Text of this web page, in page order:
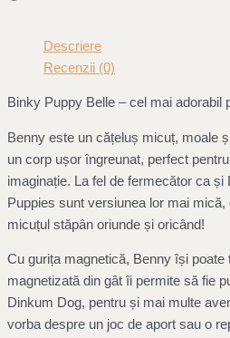
Descriere
Recenzii (0)
Binky Puppy Belle – cel mai adorabil
Benny este un cățeluș micuț, moale
un corp ușor îngreunat, perfect
imaginație. La fel de fermecător ca
Puppies sunt versiunea lor mai
micuțul stăpân oriunde și oricând!
Cu gurița magnetică, Benny își poate
magnetizată din gât îi permite să fie
Dinkum Dog, pentru și mai multe
vorba despre un joc de aport sau o